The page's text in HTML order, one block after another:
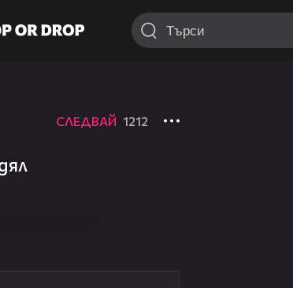
СЛЕДВАЙ 1212